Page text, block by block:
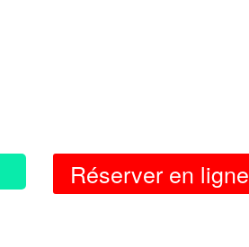
Réserver en ligne